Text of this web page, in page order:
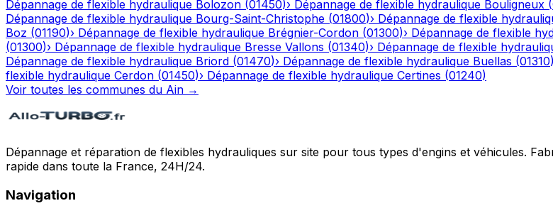
Dépannage de flexible hydraulique Bolozon (01450)› Dépannage de flexible hydraulique Bouligneux (
Dépannage de flexible hydraulique Bourg-Saint-Christophe (01800)› Dépannage de flexible
Boz (01190)› Dépannage de flexible hydraulique Brégnier-Cordon (01300)› Dépannage de flexible
(01300)› Dépannage de flexible hydraulique Bresse Vallons (01340)› Dépannage de flexible
Dépannage de flexible hydraulique Briord (01470)› Dépannage de flexible hydraulique Buellas (01310)
flexible hydraulique Cerdon (01450)› Dépannage de flexible hydraulique Certines (01240)
Voir toutes les communes du Ain →
Dépannage et réparation de flexibles hydrauliques sur site pour tous types d'engins et véhicules.
rapide dans toute la France, 24H/24.
Navigation